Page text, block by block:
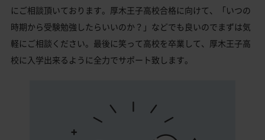
にご相談頂いております。厚木王子高校合格に向けて、「いつの
時期から受験勉強したらいいのか？」などでも良いのでまずは気
軽にご相談ください。最後に笑って高校を卒業して、厚木王子高
校に入学出来るように全力でサポート致します。